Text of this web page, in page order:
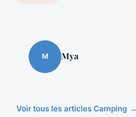
M Mya
Voir tous les articles Camping →